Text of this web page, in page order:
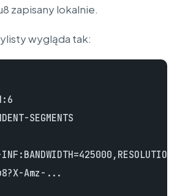
zapisany lokalnie.
wygląda tak:
SEGMENTS
Amz-...